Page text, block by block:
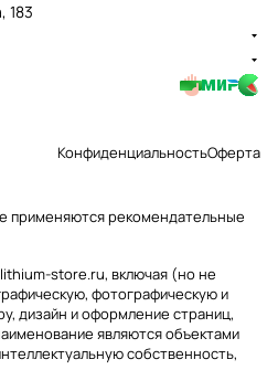
183
КонфиденциальностьОферта
применяютсярекомендательные
store.ru, включая (но не
фотографическую и
дизайн и оформление страниц,
являются объектами
собственность,